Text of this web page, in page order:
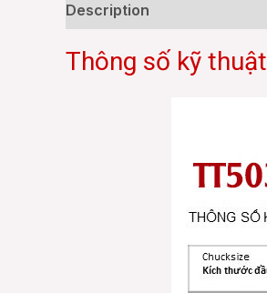
Description
Thông số kỹ thuật